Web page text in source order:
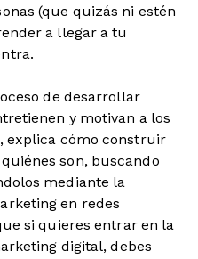
(que quizás ni estén
a llegar a tu
de desarrollar
y motivan a los
explica cómo construir
son, buscando
mediante la
en redes
si quieres entrar en la
digital, debes